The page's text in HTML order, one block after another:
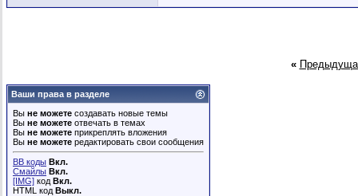
«
Ваши права в разделе
Вы не можете создавать новые темы
Вы не можете отвечать в темах
Вы не можете прикреплять вложения
Вы не можете редактировать свои сообщения
BB коды Вкл.
Смайлы Вкл.
[IMG] код Вкл.
HTML код Выкл.